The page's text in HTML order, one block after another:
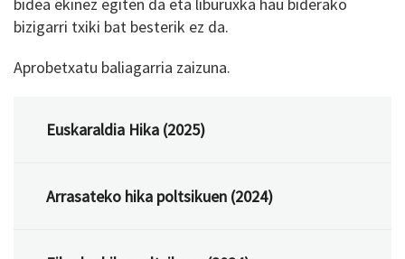
bizigarri txiki bat besterik ez da.
Aprobetxatu baliagarria zaizuna.
Euskaraldia Hika (2025)
Arrasateko hika poltsikuen (2024)